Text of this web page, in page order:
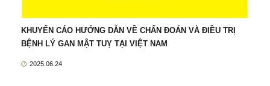
KHUYẾN CÁO HƯỚNG DẪN VỀ CHẨN ĐOÁN VÀ ĐIỀU TRỊ
BỆNH LÝ GAN MẬT TUỴ TẠI VIỆT NAM
2025.06.24